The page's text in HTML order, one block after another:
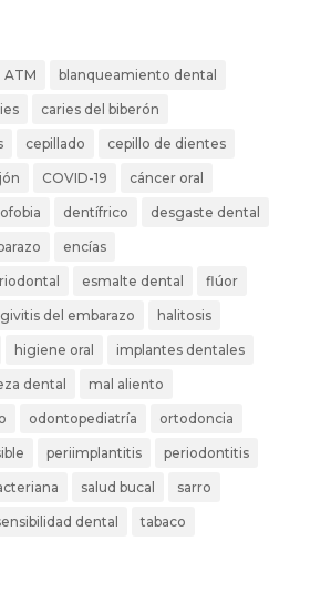
ATM blanqueamiento dental
caries del biberón
cepillado cepillo de dientes
COVID-19 cáncer oral
dentífrico desgaste dental
encías
esmalte dental flúor
del embarazo halitosis
higiene oral implantes dentales
dental mal aliento
odontopediatría ortodoncia
periimplantitis periodontitis
salud bucal sarro
dental tabaco